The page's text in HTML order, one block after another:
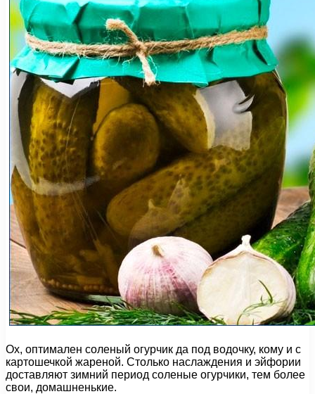
Ох, оптимален соленый огурчик да под водочку, кому и с
картошечкой жареной. Столько наслаждения и эйфории
доставляют зимний период соленые огурчики, тем более
свои, домашненькие.